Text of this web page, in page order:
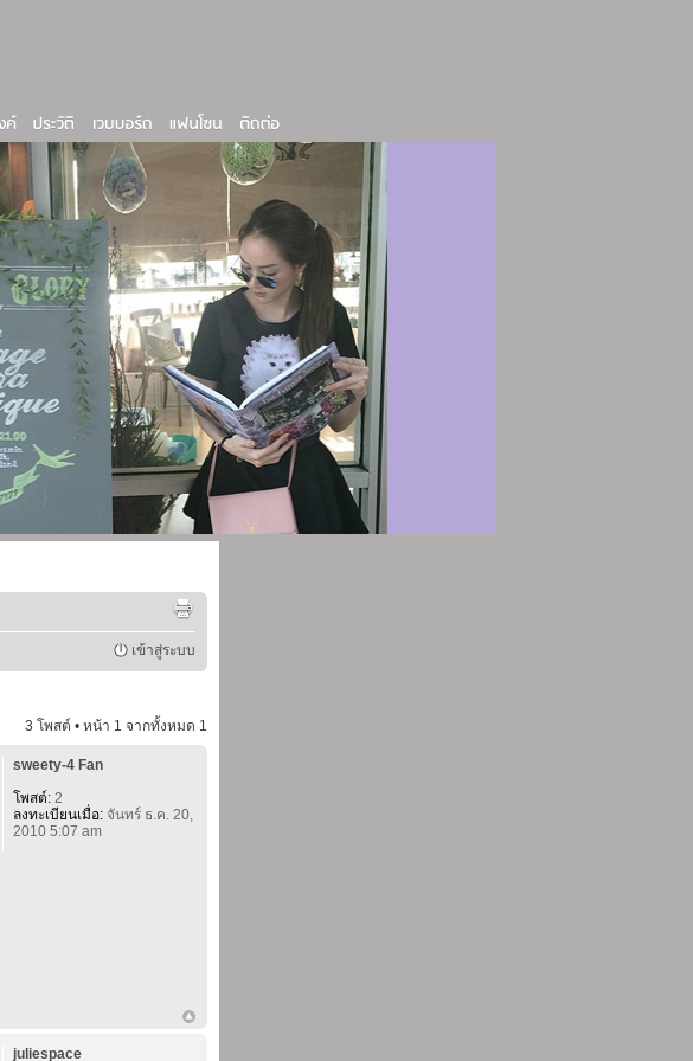
เข้าสู่ระบบ
3 โพสต์ • หน้า 1 จากทั้งหมด 1
sweety-4 Fan
โพสต์:2
ลงทะเบียนเมื่อ:จันทร์ ธ.ค. 20,
2010 5:07 am
juliespace